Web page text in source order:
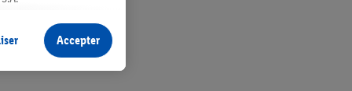
sans procéder à
terminaux ou
échéant, d’autres
Accepter